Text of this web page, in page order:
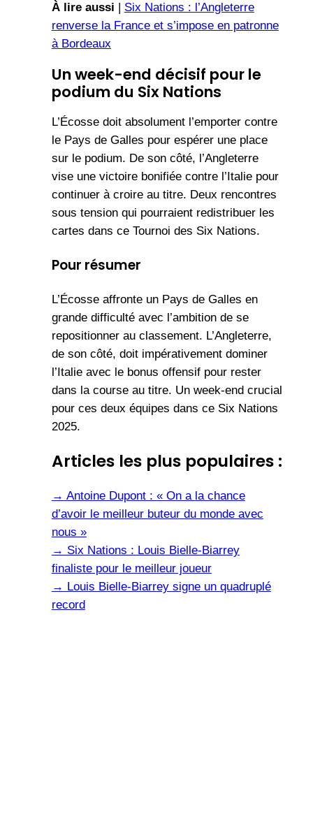
À lire aussi
Six Nations : l’Angleterre
renverse la France et s’impose en patronne
à Bordeaux
Un week-end décisif pour le
podium du Six Nations
L’Écosse doit absolument l’emporter contre
le Pays de Galles pour espérer une place
sur le podium. De son côté, l’Angleterre
vise une victoire bonifiée contre l’Italie pour
continuer à croire au titre. Deux rencontres
sous tension qui pourraient redistribuer les
cartes dans ce Tournoi des Six Nations.
Pour résumer
L’Écosse affronte un Pays de Galles en
grande difficulté avec l’ambition de se
repositionner au classement. L’Angleterre,
de son côté, doit impérativement dominer
l’Italie avec le bonus offensif pour rester
dans la course au titre. Un week-end crucial
pour ces deux équipes dans ce Six Nations
2025.
Articles les plus populaires :
→ Antoine Dupont : « On a la chance
d’avoir le meilleur buteur du monde avec
nous »
→ Six Nations : Louis Bielle-Biarrey
finaliste pour le meilleur joueur
→ Louis Bielle-Biarrey signe un quadruplé
record